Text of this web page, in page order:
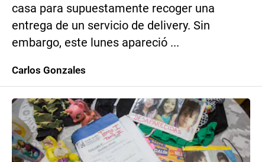
casa para supuestamente recoger una
entrega de un servicio de delivery. Sin
embargo, este lunes apareció ...
Carlos Gonzales